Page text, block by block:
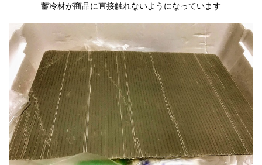
蓄冷材が商品に直接触れないようになっています